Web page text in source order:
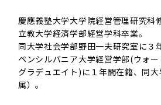
慶應義塾大学大学院経営管理研究科
立教大学経済学部経営学科卒業。
同大学社会学部野田一夫研究室に３
ペンシルバニア大学経営学部(ウォ
グラデュエイト)に１年間在籍、同
属）。